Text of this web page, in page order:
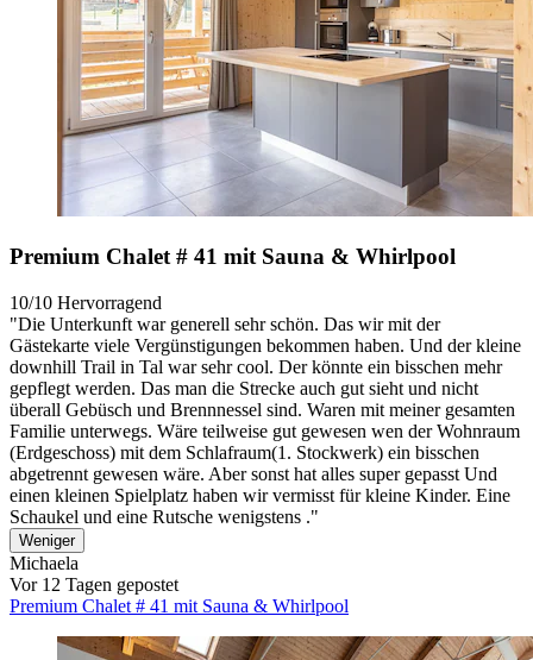
Premium Chalet # 41 mit Sauna & Whirlpool
10/10 Hervorragend
"Die Unterkunft war generell sehr schön. Das wir mit der
Gästekarte viele Vergünstigungen bekommen haben. Und der kleine
downhill Trail in Tal war sehr cool. Der könnte ein bisschen mehr
gepflegt werden. Das man die Strecke auch gut sieht und nicht
überall Gebüsch und Brennnessel sind. Waren mit meiner gesamten
Familie unterwegs. Wäre teilweise gut gewesen wen der Wohnraum
(Erdgeschoss) mit dem Schlafraum(1. Stockwerk) ein bisschen
abgetrennt gewesen wäre. Aber sonst hat alles super gepasst Und
einen kleinen Spielplatz haben wir vermisst für kleine Kinder. Eine
Schaukel und eine Rutsche wenigstens ."
Weniger
Michaela
Vor 12 Tagen gepostet
Premium Chalet # 41 mit Sauna & Whirlpool